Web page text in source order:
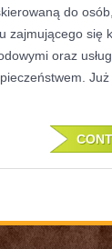
do
zajmującego się
oraz
Już